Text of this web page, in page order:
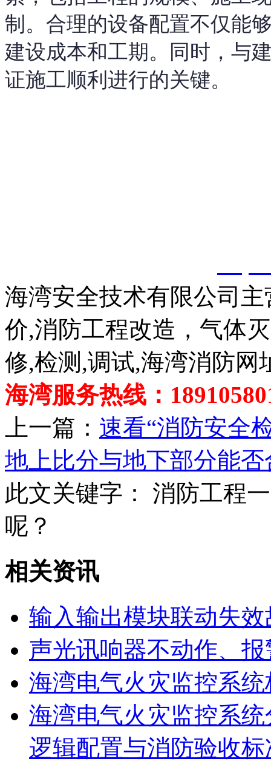
制。合理的设备配置不仅能
建设成本和工期。同时，与
证施工顺利进行的关键。
海湾安全技术有限公司
价,消防工程改造，气体
修,检测,调试,海湾消防网
海湾服务热线：
上一篇： 速看“消防安全
地上比分与地下部分能
此文关键字：
消防工程
呢？
相关资讯
输入输出模块联动失效
声光讯响器不动作、
海湾电气火灾监控系
海湾电气火灾监控系
逻辑配置与消防验收标